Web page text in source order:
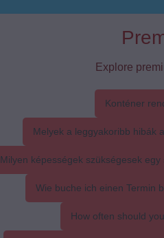
Explore
Konténer
Melyek a leggyakoribb hibák
Milyen képességek szükségesek
Wie buche ich einen Termin
How often should